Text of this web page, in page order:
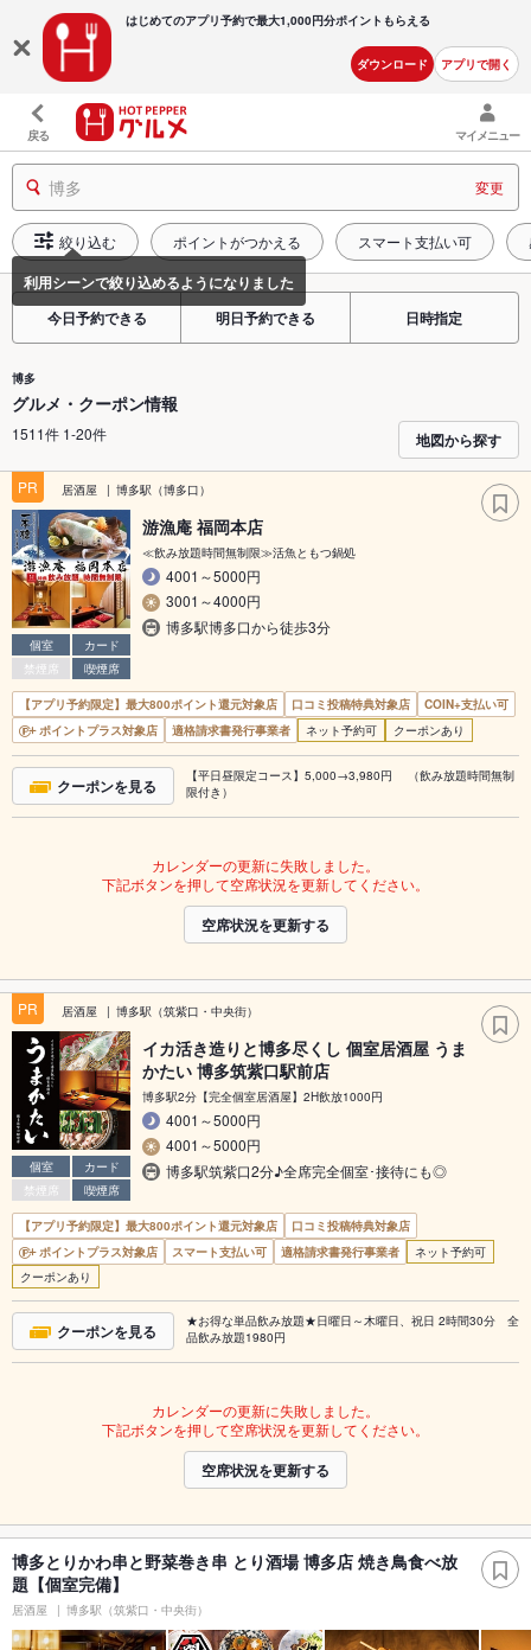
はじめてのアプリ予約で最大1,000円分ポイントもらえる
ダウンロード アプリで開く
戻る マイメニュー
博多 変更
絞り込む ポイントがつかえる スマート支払い可
今日予約できる 明日予約できる 日時指定
博多
グルメ・クーポン情報
1511件 1-20件 地図から探す
PR 居酒屋 博多駅（博多口）
個室
カード
禁煙席
喫煙席
游漁庵 福岡本店
≪飲み放題時間無制限≫活魚ともつ鍋処
4001～5000円
3001～4000円
博多駅博多口から徒歩3分
【アプリ予約限定】最大800ポイント還元対象店 口コミ投稿特典対象店
COIN+支払い可
ポイントプラス対象店
適格請求書発行事業者 ネット予約可 クーポンあり
クーポンを見る
【平日昼限定コース】5,000→3,980円 （飲み放題時間無制
限付き）
カレンダーの更新に失敗しました。
下記ボタンを押して空席状況を更新してください。
空席状況を更新する
PR 居酒屋 博多駅（筑紫口・中央街）
個室
カード
禁煙席
喫煙席
イカ活き造りと博多尽くし 個室居酒屋 うま
かたい 博多筑紫口駅前店
博多駅2分【完全個室居酒屋】2H飲放1000円
4001～5000円
4001～5000円
博多駅筑紫口2分♪全席完全個室･接待にも◎
【アプリ予約限定】最大800ポイント還元対象店
口コミ投稿特典対象店
ポイントプラス対象店
スマート支払い可 適格請求書発行事業者
ネット予約可
クーポンあり
クーポンを見る
★お得な単品飲み放題★日曜日～木曜日、祝日 2時間30分 全
品飲み放題1980円
カレンダーの更新に失敗しました。
下記ボタンを押して空席状況を更新してください。
空席状況を更新する
博多とりかわ串と野菜巻き串 とり酒場 博多店 焼き鳥食べ放
題【個室完備】
居酒屋 博多駅（筑紫口・中央街）